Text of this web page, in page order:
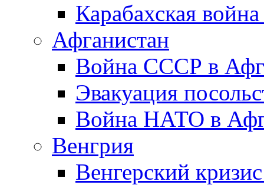
Карабахская
Афганистан
Война СССР в
Эвакуация
Война НАТО в
Венгрия
Венгерский